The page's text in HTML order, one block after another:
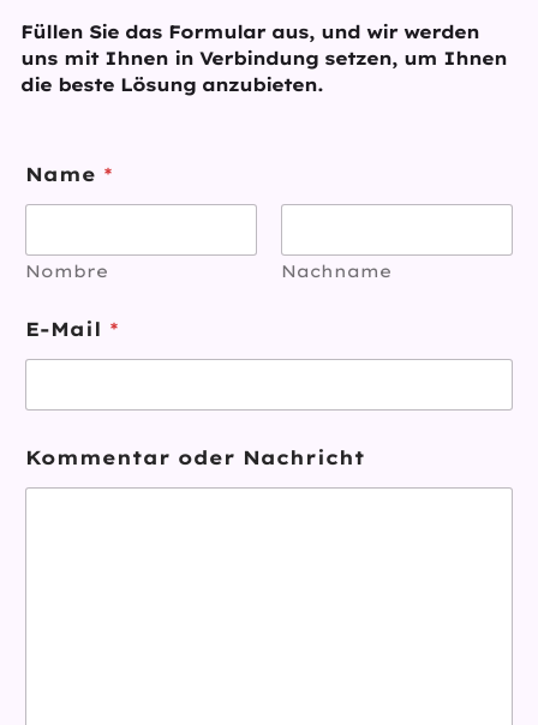
Füllen Sie das Formular aus, und wir werden
uns mit Ihnen in Verbindung setzen, um Ihnen
die beste Lösung anzubieten.
Name *
Nombre Nachname
E-Mail *
Kommentar oder Nachricht